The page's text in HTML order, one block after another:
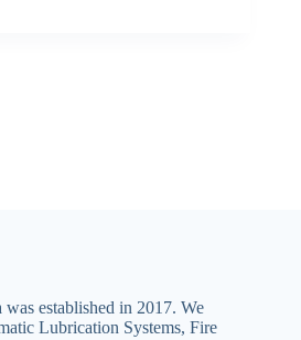
established in 2017. We
Lubrication Systems, Fire